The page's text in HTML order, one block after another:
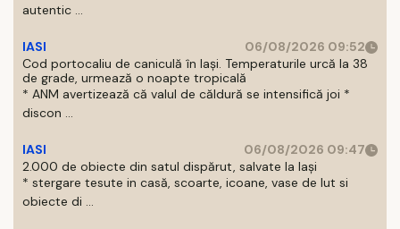
autentic ...
IASI
06/08/2026 09:52
Cod portocaliu de caniculă în Iași. Temperaturile urcă la 38
de grade, urmează o noapte tropicală
* ANM avertizează că valul de căldură se intensifică joi *
discon ...
IASI
06/08/2026 09:47
2.000 de obiecte din satul dispărut, salvate la Iași
* stergare tesute in casă, scoarte, icoane, vase de lut si
obiecte di ...